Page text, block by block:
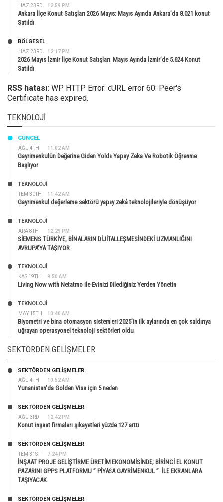
HAZ 23RD 12:59 PM
Ankara İlçe Konut Satışları 2026 Mayıs: Mayıs Ayında Ankara’da 8.021 konut
Satıldı
HAZ 23RD 12:17 PM
BÖLGESEL
2026 Mayıs İzmir İlçe Konut Satışları: Mayıs Ayında İzmir’de 5.624 Konut
Satıldı
RSS hatası: WP HTTP Error: cURL error 60: Peer's
Certificate has expired.
TEKNOLOJI
AĞU 4TH 11:02 AM
GÜNCEL
Gayrimenkulün Değerine Giden Yolda Yapay Zeka Ve Robotik Öğrenme
Başlıyor
TEM 30TH 11:42 AM
TEKNOLOJİ
Gayrimenkul değerleme sektörü yapay zekâ teknolojileriyle dönüşüyor
ARA 8TH 12:29 PM
TEKNOLOJİ
SİEMENS TÜRKİYE, BİNALARIN DİJİTALLEŞMESİNDEKİ UZMANLIĞINI
AVRUPA’YA TAŞIYOR
KAS 19TH 9:50 AM
TEKNOLOJİ
Living Now with Netatmo ile Evinizi Dilediğiniz Yerden Yönetin
MAY 15TH 10:40 AM
TEKNOLOJİ
Biyometri ve bina otomasyon sistemleri 2025’in ilk aylarında en çok saldırıya
uğrayan operasyonel teknoloji sektörleri oldu
SEKTÖRDEN GELIŞMELER
AĞU 4TH 10:52 AM
SEKTÖRDEN GELIŞMELER
Yunanistan’da Golden Visa için 5 neden
AĞU 3RD 12:42 PM
SEKTÖRDEN GELIŞMELER
Konut inşaat firmaları şikayetleri yüzde 127 arttı
TEM 31ST 7:24 PM
SEKTÖRDEN GELIŞMELER
İNŞAAT PROJE GELİŞTİRME ÜRETİM EKONOMİSİNDE; BİRİNCİ EL KONUT
PAZARINI GPPS PLATFORMU ” PİYASA GAYRİMENKUL ” İLE EKRANLARA
TAŞIYACAK
SEKTÖRDEN GELIŞMELER